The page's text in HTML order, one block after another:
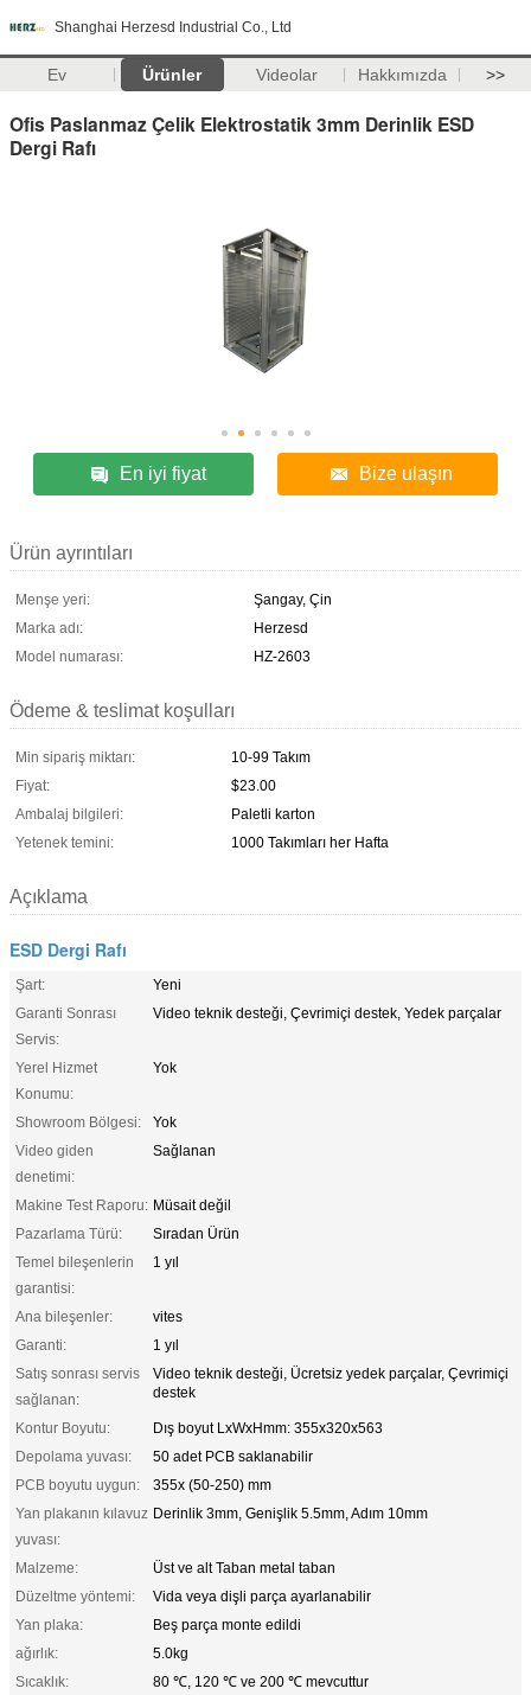
Shanghai Herzesd Industrial Co., Ltd
Ev Ürünler Videolar Hakkımızda >>
Ofis Paslanmaz Çelik Elektrostatik 3mm Derinlik ESD
Dergi Rafı
En iyi fiyat Bize ulaşın
Ürün ayrıntıları
Menşe yeri:
Şangay, Çin
Marka adı:
Herzesd
Model numarası:
HZ-2603
Ödeme & teslimat koşulları
Min sipariş miktarı:
10-99 Takım
Fiyat:
$23.00
Ambalaj bilgileri:
Paletli karton
Yetenek temini:
1000 Takımları her Hafta
Açıklama
ESD Dergi Rafı
Şart:
Yeni
Garanti Sonrası
Servis:
Video teknik desteği, Çevrimiçi destek, Yedek parçalar
Yerel Hizmet
Konumu:
Yok
Showroom Bölgesi:
Yok
Video giden
denetimi:
Sağlanan
Makine Test Raporu: Müsait değil
Pazarlama Türü:
Sıradan Ürün
Temel bileşenlerin
garantisi:
1 yıl
Ana bileşenler:
vites
Garanti:
1 yıl
Satış sonrası servis
sağlanan:
Video teknik desteği, Ücretsiz yedek parçalar, Çevrimiçi
destek
Kontur Boyutu:
Dış boyut LxWxHmm: 355x320x563
Depolama yuvası:
50 adet PCB saklanabilir
PCB boyutu uygun:
355x (50-250) mm
Yan plakanın kılavuz
yuvası:
Derinlik 3mm, Genişlik 5.5mm, Adım 10mm
Malzeme:
Üst ve alt Taban metal taban
Düzeltme yöntemi:
Vida veya dişli parça ayarlanabilir
Yan plaka:
Beş parça monte edildi
ağırlık:
5.0kg
Sıcaklık:
80 ℃, 120 ℃ ve 200 ℃ mevcuttur